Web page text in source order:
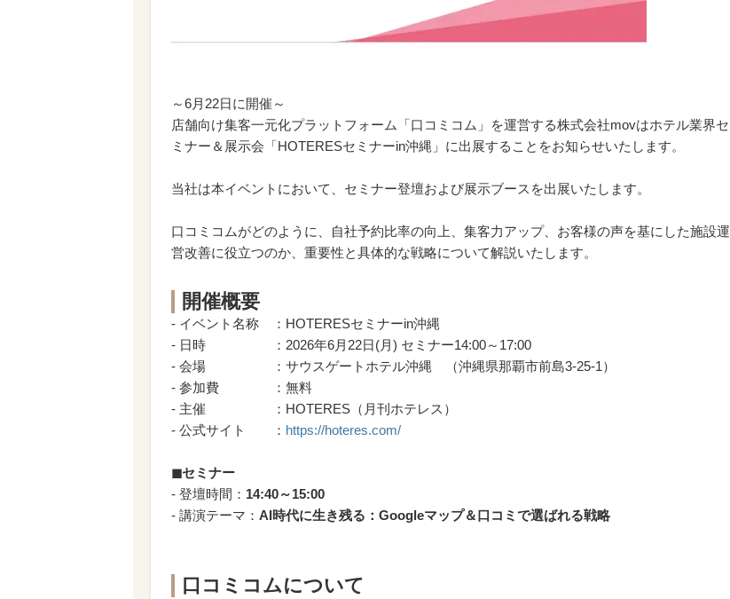
～6月22日に開催～
店舗向け集客一元化プラットフォーム「口コミコム」を運営する株式会社movはホテル業界セ
ミナー＆展示会「HOTERESセミナーin沖縄」に出展することをお知らせいたします。
当社は本イベントにおいて、セミナー登壇および展示ブースを出展いたします。
口コミコムがどのように、自社予約比率の向上、集客力アップ、お客様の声を基にした施設運
営改善に役立つのか、重要性と具体的な戦略について解説いたします。
開催概要
- イベント名称 ：HOTERESセミナーin沖縄
- 日時 ：2026年6月22日(月) セミナー14:00～17:00
- 会場 ：サウスゲートホテル沖縄 （沖縄県那覇市前島3-25-1）
- 参加費 ：無料
- 主催 ：HOTERES（月刊ホテレス）
- 公式サイト ： https://hoteres.com/
◼︎セミナー
- 登壇時間： 14:40～15:00
- 講演テーマ： AI時代に生き残る：Googleマップ＆口コミで選ばれる戦略
口コミコムについて